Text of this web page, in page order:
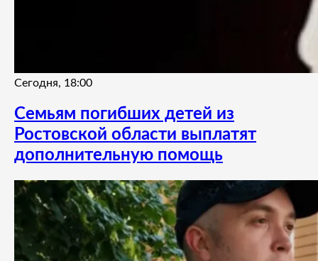
Сегодня, 18:00
Семьям погибших детей из
Ростовской области выплатят
дополнительную помощь